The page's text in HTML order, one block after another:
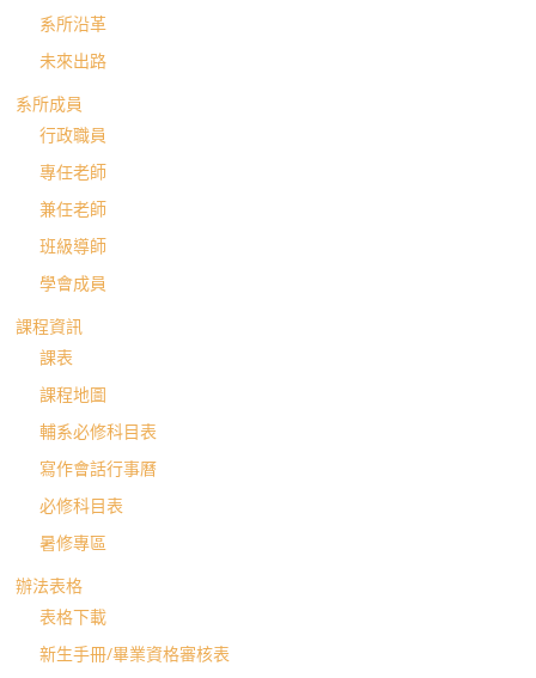
系所沿革
未來出路
系所成員
行政職員
專任老師
兼任老師
班級導師
學會成員
課程資訊
課表
課程地圖
輔系必修科目表
寫作會話行事曆
必修科目表
暑修專區
辦法表格
表格下載
新生手冊/畢業資格審核表